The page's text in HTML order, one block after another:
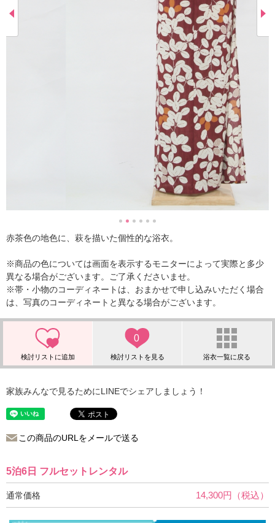
赤茶色の地色に、萩を描いた個性的な浴衣。
※商品の色については画面を表示するモニターによって実際と多少
異なる場合がございます。ご了承くださいませ。
※帯・小物のコーディネートは、おまかせで申し込みいただく場合
は、写真のコーディネートと異なる場合がございます。
0
家族みんなで見るためにLINEでシェアしましょう！
この商品のURLをメールで送る
5泊6日 フルセットレンタル
通常価格 14,300円（税込）